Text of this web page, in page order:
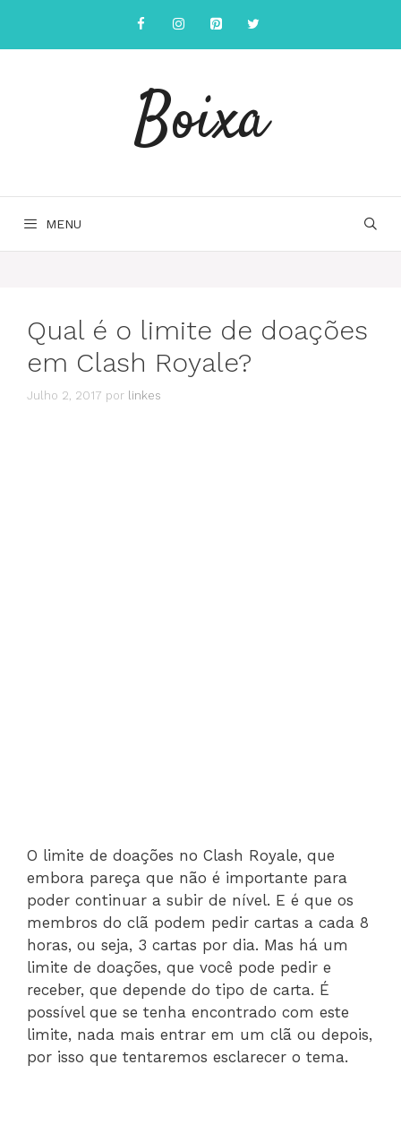
o
Boixa
MENU
Qual é o limite de doações
em Clash Royale?
Julho 2, 2017 por linkes
O limite de doações no Clash Royale, que
embora pareça que não é importante para
poder continuar a subir de nível. E é que os
membros do clã podem pedir cartas a cada 8
horas, ou seja, 3 cartas por dia. Mas há um
limite de doações, que você pode pedir e
receber, que depende do tipo de carta. É
possível que se tenha encontrado com este
limite, nada mais entrar em um clã ou depois,
por isso que tentaremos esclarecer o tema.